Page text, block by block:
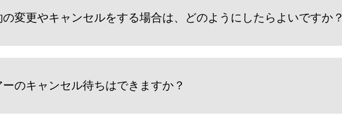
の変更やキャンセルをする場合は、どのようにしたらよいですか？
ーのキャンセル待ちはできますか？